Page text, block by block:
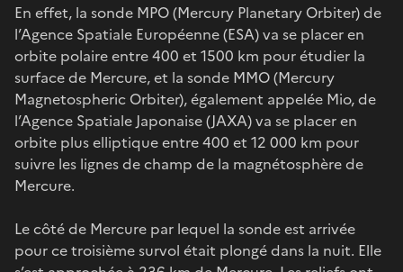
En effet, la sonde MPO (Mercury Planetary Orbiter) de
l’Agence Spatiale Européenne (ESA) va se placer en
orbite polaire entre 400 et 1500 km pour étudier la
surface de Mercure, et la sonde MMO (Mercury
Magnetospheric Orbiter), également appelée Mio, de
l’Agence Spatiale Japonaise (JAXA) va se placer en
orbite plus elliptique entre 400 et 12 000 km pour
suivre les lignes de champ de la magnétosphère de
Mercure.
Le côté de Mercure par lequel la sonde est arrivée
pour ce troisième survol était plongé dans la nuit. Elle